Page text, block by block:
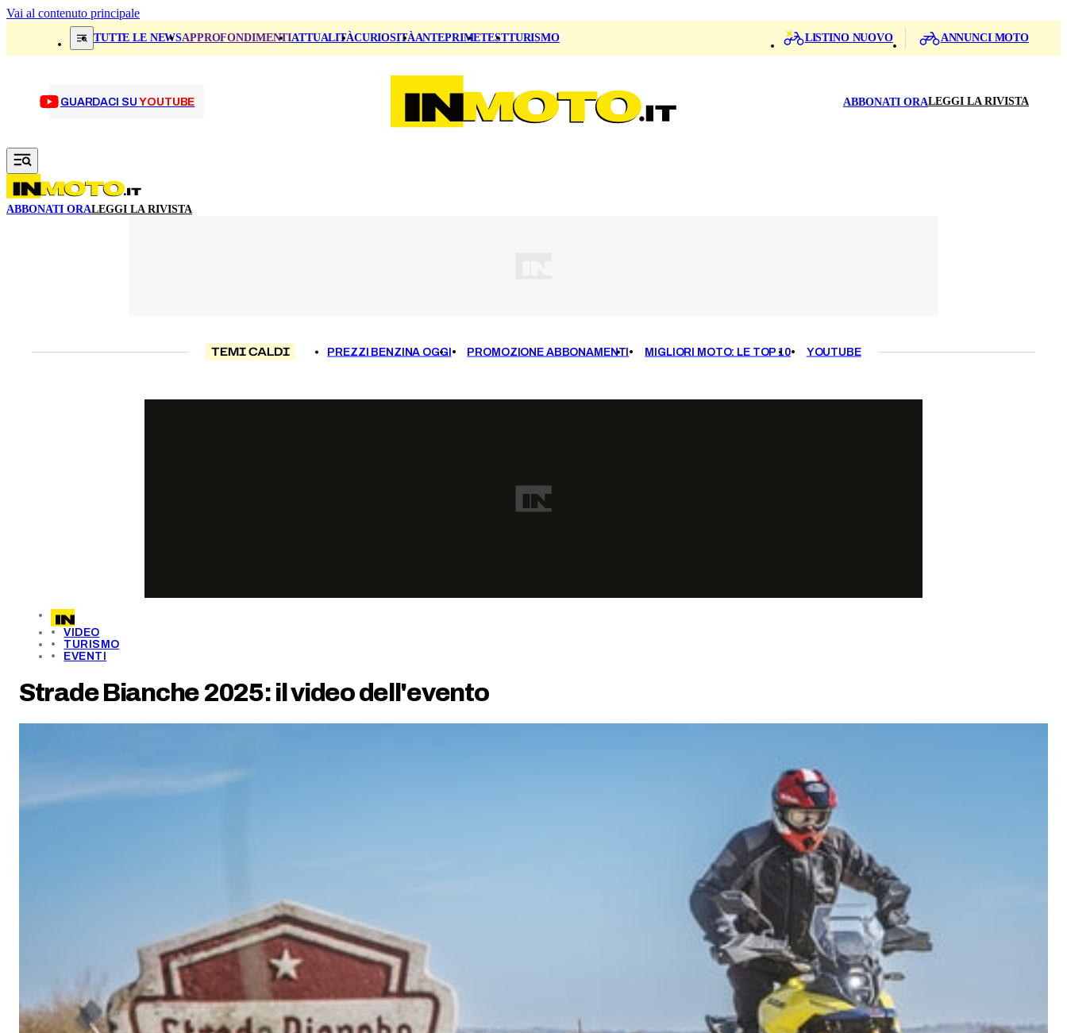
Vai al contenuto principale
TUTTE LE NEWSAPPROFONDIMENTIATTUALITÀCURIOSITÀANTEPRIMETESTTURISMO LISTINO NUOVO ANNUNCI MOTO
GUARDACI SUYOUTUBE ABBONATI ORALEGGI LA RIVISTA
ABBONATI ORALEGGI LA RIVISTA
TEMI CALDI PREZZI BENZINA OGGI PROMOZIONE ABBONAMENTI MIGLIORI MOTO: LE TOP 10 YOUTUBE
VIDEO
TURISMO
EVENTI
Strade Bianche 2025: il video dell'evento